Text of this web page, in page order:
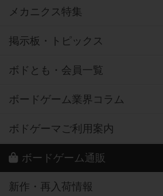
メカニクス特集
掲示板・トピックス
ボドとも・会員一覧
ボードゲーム業界コラム
ボドゲーマご利用案内
ボードゲーム通販
新作・再入荷情報